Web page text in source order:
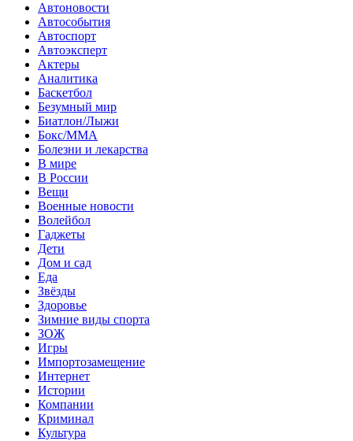
Автоновости
Автособытия
Автоспорт
Автоэксперт
Актеры
Аналитика
Баскетбол
Безумный мир
Биатлон/Лыжи
Бокс/MMA
Болезни и лекарства
В мире
В России
Вещи
Военные новости
Волейбол
Гаджеты
Дети
Дом и сад
Еда
Звёзды
Здоровье
Зимние виды спорта
ЗОЖ
Игры
Импортозамещение
Интернет
Истории
Компании
Криминал
Культура